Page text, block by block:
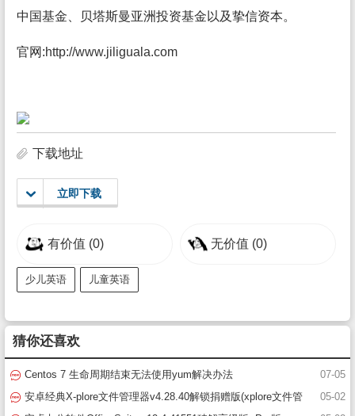
中国基金、贝塔斯曼亚洲投资基金以及挚信资本。
官网:http://www.jiliguala.com
下载地址
立即下载
有价值 (0) 无价值 (0)
少儿英语 儿童英语
猜你还喜欢
07-05
Centos 7 生命周期结束无法使用yum解决办法
05-02
安卓经典X-plore文件管理器v4.28.40解锁捐赠版(xplore文件管